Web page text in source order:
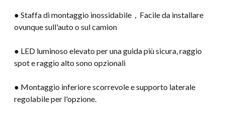
● Staffa di montaggio inossidabile，Facile da installare
ovunque sull'auto o sul camion
● LED luminoso elevato per una guida più sicura, raggio
spot e raggio alto sono opzionali
● Montaggio inferiore scorrevole e supporto laterale
regolabile per l'opzione.